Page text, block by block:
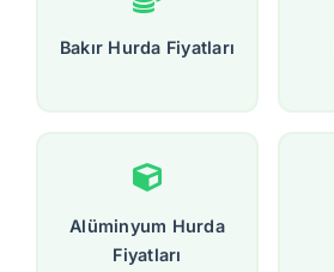
Bakır Hurda Fiyatları
Alüminyum Hurda
Fiyatları